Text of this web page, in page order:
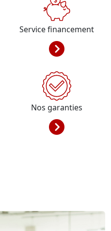
Service financement
Nos garanties